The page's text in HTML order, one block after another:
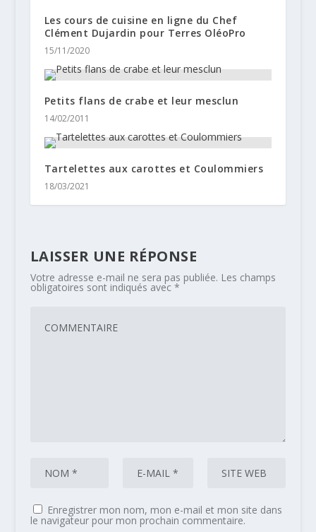
Les cours de cuisine en ligne du Chef
Clément Dujardin pour Terres OléoPro
15/11/2020
Petits flans de crabe et leur mesclun
14/02/2011
Tartelettes aux carottes et Coulommiers
18/03/2021
LAISSER UNE RÉPONSE
Votre adresse e-mail ne sera pas publiée. Les champs
obligatoires sont indiqués avec *
Enregistrer mon nom, mon e-mail et mon site dans
le navigateur pour mon prochain commentaire.